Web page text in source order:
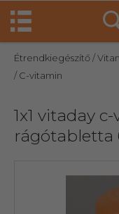
Étrendkiegészítő/
/ C-vitamin
1x1 vitaday
rágótabletta